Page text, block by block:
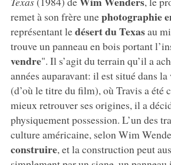
remet à son frère unephotographie
représentant ledésert du Texasau
trouve un panneau en bois portant
vendre". Il s’agit du terrain qu’il a
années auparavant: il est situé dans
(d’où le titre du film), où Travis a été
mieux retrouver ses origines, il a
physiquement possession. L’un des
culture américaine, selon Wim
construire, et la construction peut